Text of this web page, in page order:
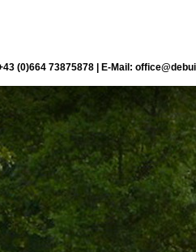
(0)664 73875878 | E-Mail: